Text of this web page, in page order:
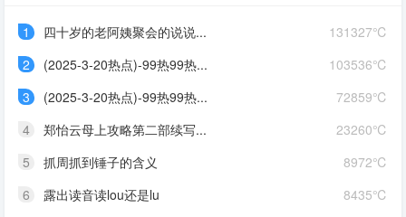
131327℃
1
四十岁的老阿姨聚会的说说...
103536℃
2
(2025-3-20热点)-99热99热...
72859℃
3
(2025-3-20热点)-99热99热...
23260℃
4
郑怡云母上攻略第二部续写...
8972℃
5
抓周抓到锤子的含义
8435℃
6
露出读音读lou还是lu